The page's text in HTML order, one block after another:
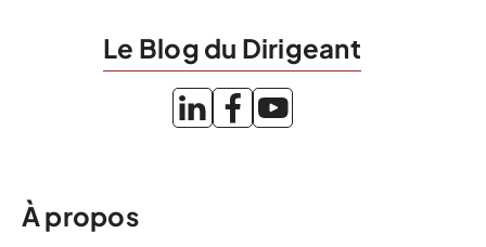
Le Blog du Dirigeant
À propos